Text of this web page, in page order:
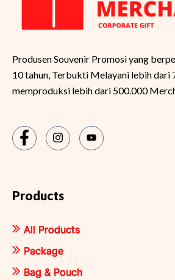
Produsen Souvenir Promosi yang
10 tahun, Terbukti Melayani lebih dari
memproduksi lebih dari 500.000
Products
All Products
Package
Bag & Pouch